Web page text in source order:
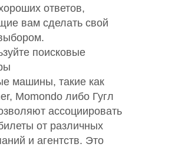
ответов,
вам сделать свой
поисковые
машины, такие как
Momondo либо Гугл
ассоциировать
от различных
и агентств. Это